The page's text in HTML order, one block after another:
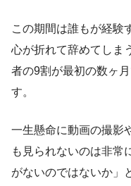
この期間は誰もが経験
心が折れて辞めてしま
者の9割が最初の数ヶ
す。
一生懸命に動画の撮影
も見られないのは非常
がないのではないか」